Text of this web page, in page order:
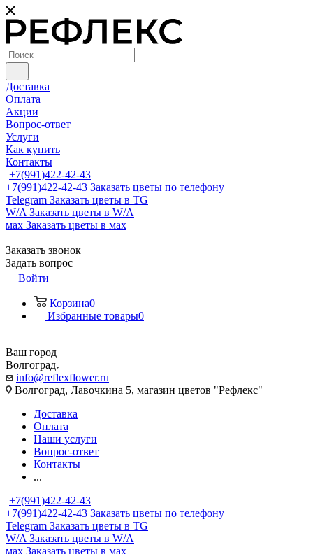
Доставка
Оплата
Акции
Вопрос-ответ
Услуги
Как купить
Контакты
+7(991)422-42-43
+7(991)422-42-43 Заказать цветы по телефону
Telegram Заказать цветы в TG
W/A Заказать цветы в W/A
мах Заказать цветы в мах
Заказать звонок
Задать вопрос
Войти
Корзина0
Избранные товары0
Ваш город
Волгоград
info@reflexflower.ru
Волгоград, Лавочкина 5, магазин цветов "Рефлекс"
Доставка
Оплата
Наши услуги
Вопрос-ответ
Контакты
...
+7(991)422-42-43
+7(991)422-42-43 Заказать цветы по телефону
Telegram Заказать цветы в TG
W/A Заказать цветы в W/A
мах Заказать цветы в мах